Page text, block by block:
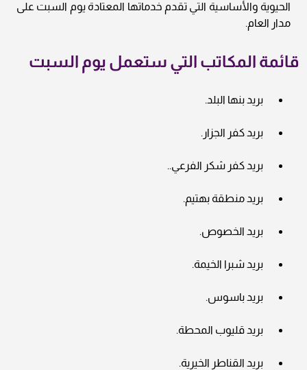
الحيوية والأساسية التي تقدم خدماتها المعتادة يوم السبت على
مدار العام.
قائمة المكاتب التي ستعمل يوم السبت
بريد بنها البلد.
بريد كفر الجزار.
بريد كفر شكر الفرعي..
بريد منطقة بهتيم.
بريد الخصوص.
بريد شبرا الخيمة.
بريد باسوس.
بريد قليوب المحطة.
بريد القناطر الخيرية.